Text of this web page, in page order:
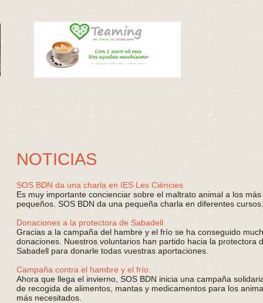
NOTICIAS
SOS BDN da una charla en IES Les Ciències
Es muy importante concienciar sobre el maltrato animal a los más
pequeños. SOS BDN da una pequeña charla en diferentes cursos.
Donaciones a la protectora de Sabadell
Gracias a la campaña del hambre y el frío se ha conseguido
donaciones. Nuestros voluntarios han partido hacia la protectora
Sabadell para donarle todas vuestras aportaciones.
Campaña contra el hambre y el frío.
Ahora que llega el invierno, SOS BDN inicia una campaña
de recogida de alimentos, mantas y medicamentos para los
más necesitados.